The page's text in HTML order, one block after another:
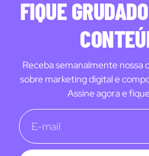
FIQUE
Receba semanalmente nossa
sobre marketing digital e
Assine agora e